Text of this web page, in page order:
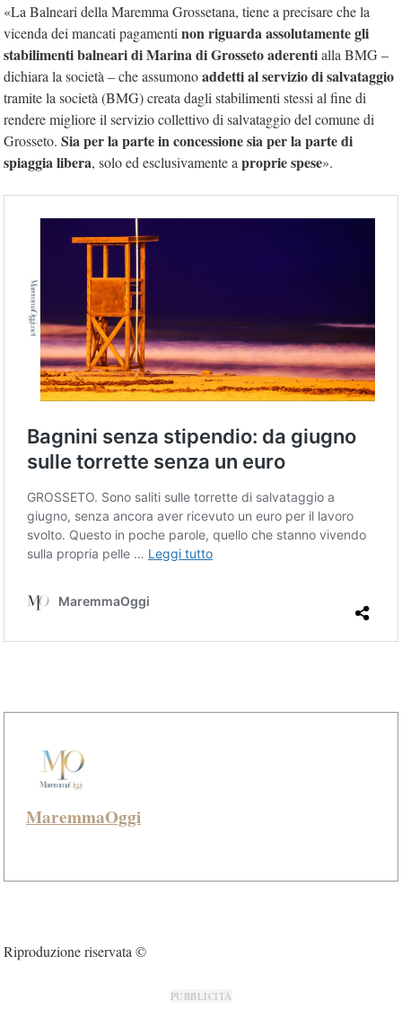
«La Balneari della Maremma Grossetana, tiene a precisare che la
vicenda dei mancati pagamenti non riguarda assolutamente gli
stabilimenti balneari di Marina di Grosseto aderentialla BMG –
dichiara la società – che assumonoaddetti al servizio di salvataggio
tramite la società (BMG) creata dagli stabilimenti stessi al fine di
rendere migliore il servizio collettivo di salvataggio del comune di
Grosseto. Sia per la parte in concessione sia per la parte di
spiaggia libera, solo ed esclusivamente a proprie spese».
MaremmaOggi
Riproduzione riservata ©
PUBBLICITÀ